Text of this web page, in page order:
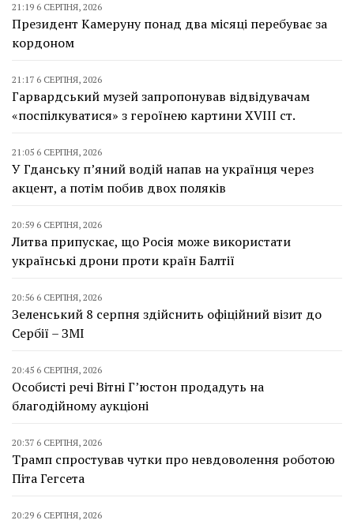
21:19 6 СЕРПНЯ, 2026
Президент Камеруну понад два місяці перебуває за
кордоном
21:17 6 СЕРПНЯ, 2026
Гарвардський музей запропонував відвідувачам
«поспілкуватися» з героїнею картини XVIII ст.
21:05 6 СЕРПНЯ, 2026
У Гданську п’яний водій напав на українця через
акцент, а потім побив двох поляків
20:59 6 СЕРПНЯ, 2026
Литва припускає, що Росія може використати
українські дрони проти країн Балтії
20:56 6 СЕРПНЯ, 2026
Зеленський 8 серпня здійснить офіційний візит до
Сербії – ЗМІ
20:45 6 СЕРПНЯ, 2026
Особисті речі Вітні Г’юстон продадуть на
благодійному аукціоні
20:37 6 СЕРПНЯ, 2026
Трамп спростував чутки про невдоволення роботою
Піта Гегсета
20:29 6 СЕРПНЯ, 2026